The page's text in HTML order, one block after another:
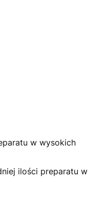
w wysokich
ilości preparatu w